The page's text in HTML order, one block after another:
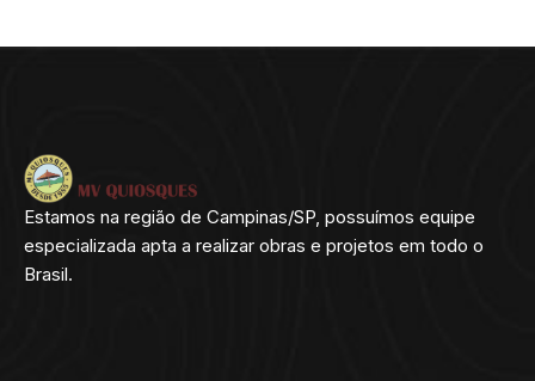
Estamos na região de Campinas/SP, possuímos equipe
especializada apta a realizar obras e projetos em todo o
Brasil.